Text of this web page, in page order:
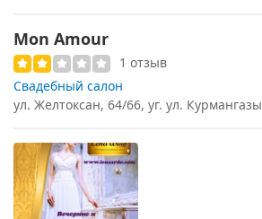
Mon Amour
1 отзыв
Свадебный салон
ул. Желтоксан, 64/66, уг. ул. Курмангазы